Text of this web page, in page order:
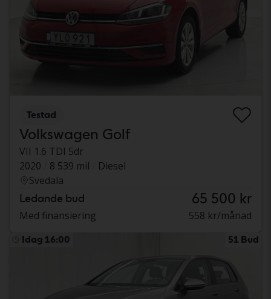
Testad
Volkswagen Golf
VII 1.6 TDI 5dr
2020
8 539 mil
Diesel
Svedala
Ledande bud 65 500 kr
Med finansiering 558 kr/månad
Idag 16:00 51 Bud